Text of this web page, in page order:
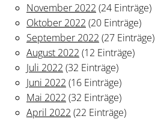
November 2022 (24 Einträge)
Oktober 2022 (20 Einträge)
September 2022 (27 Einträge)
August 2022 (12 Einträge)
Juli 2022 (32 Einträge)
Juni 2022 (16 Einträge)
Mai 2022 (32 Einträge)
April 2022 (22 Einträge)